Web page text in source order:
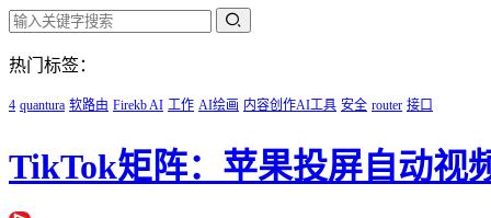
热门标签：
4 quantura 软路由 Firekb AI 工作 AI绘画 内容创作AI工具 安全 router 接口
TikTok矩阵：苹果投屏自动视